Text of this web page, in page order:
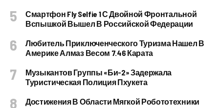
Смартфон Fly Selfie 1 С Двойной Фронтальной
Вспышкой Вышел В Российской Федерации
Любитель Приключенческого Туризма Нашел В
Америке Алмаз Весом 7.46 Карата
Музыкантов Группы «Би-2» Задержала
Туристическая Полиция Пхукета
Достижения В Области Мягкой Робототехники